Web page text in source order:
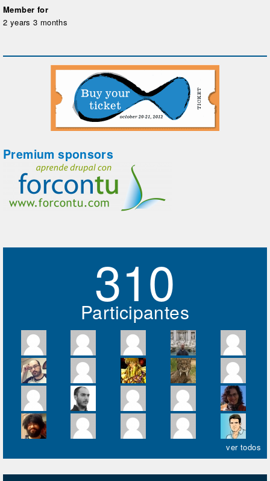
Member for
2 years 3 months
Premium sponsors
310
Participantes
ver todos